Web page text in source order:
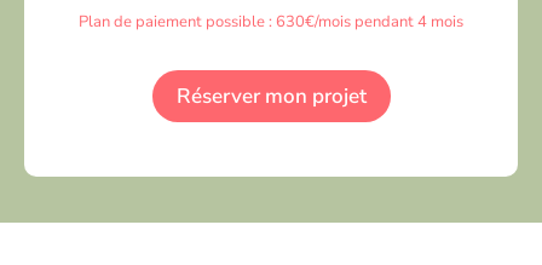
Plan de paiement possible : 630€/mois pendant 4 mois
Réserver mon projet